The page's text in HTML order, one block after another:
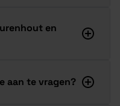
en
aan te vragen?